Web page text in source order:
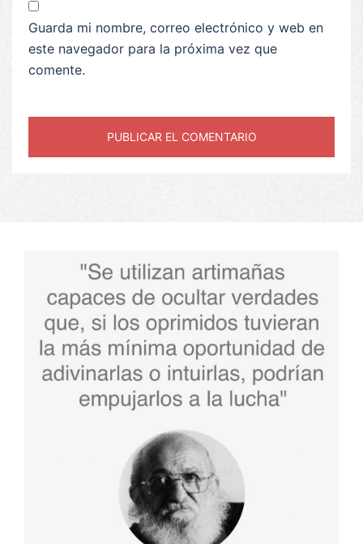
Guarda mi nombre, correo electrónico y web en
este navegador para la próxima vez que
comente.